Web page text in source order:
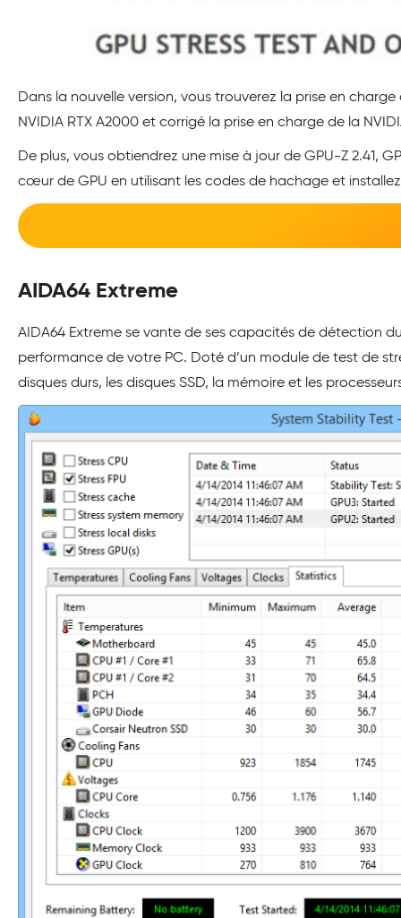
Dans la nouvelle version, vous trouverez la prise en charge
NVIDIA RTX A2000 et corrigé la prise en charge de la
De plus, vous obtiendrez une mise à jour de GPU-Z 2.41,
cœur de GPU en utilisant les codes de hachage et
AIDA64 Extreme
AIDA64 Extreme se vante de ses capacités de détection
performance de votre PC. Doté d’un module de test de
disques durs, les disques SSD, la mémoire et les